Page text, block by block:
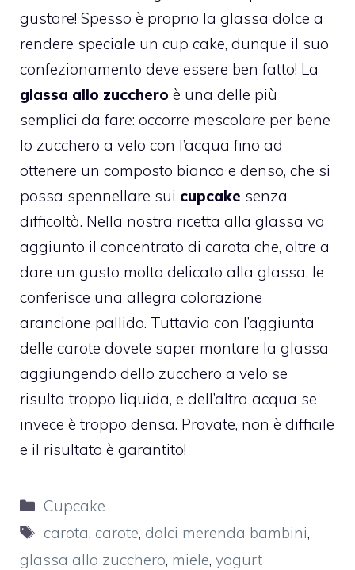
gustare! Spesso è proprio la glassa dolce a
rendere speciale un cup cake, dunque il suo
confezionamento deve essere ben fatto! La
glassa allo zucchero è una delle più
semplici da fare: occorre mescolare per bene
lo zucchero a velo con l’acqua fino ad
ottenere un composto bianco e denso, che si
possa spennellare sui cupcake senza
difficoltà. Nella nostra ricetta alla glassa va
aggiunto il concentrato di carota che, oltre a
dare un gusto molto delicato alla glassa, le
conferisce una allegra colorazione
arancione pallido. Tuttavia con l’aggiunta
delle carote dovete saper montare la glassa
aggiungendo dello zucchero a velo se
risulta troppo liquida, e dell’altra acqua se
invece è troppo densa. Provate, non è difficile
e il risultato è garantito!
Categorie
Cupcake
Tag
carota, carote, dolci merenda bambini,
glassa allo zucchero, miele, yogurt